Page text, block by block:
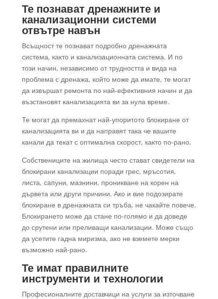
Те познават дренажните и
канализационни системи
отвътре навън
Всъщност те познават подробно дренажната
система, както и канализационната система. И по
този начин, независимо от трудността и вида на
проблема с дренажа, който може да имате, те могат
да извършат ремонта по най-ефективния начин и да
възстановят канализацията ви за нула време.
Те могат да премахнат най-упоритото блокиране от
канализацията ви и да направят така че вашите
канали да текат с оптимална скорост, както по-рано.
Собствениците на жилища често стават свидетели на
блокирани канализации поради грес, мръсотия,
листа, сапуни, мазнини, проникване на корен на
дървета или други причини. Ако и вие подозирате
блокиране в дренажната си тръба, не чакайте повече.
Блокирането може да стане по-голямо и да доведе
до срутени или преливащи канализации. Може също
да усетите гадна миризма, ако не вземете мерки
възможно най-рано.
Те имат правилните
инструменти и технологии
Професионалните доставчици на услуги за източване